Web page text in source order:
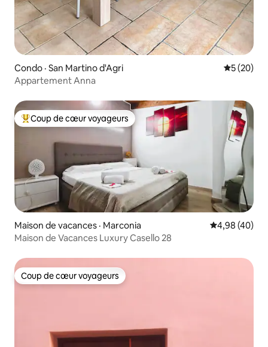
Condo · San Martino d'Agri Note
5 (20)
Appartement Anna
Coup de cœur voyageurs parmi les plus aimés
Coup de cœur voyageurs
Maison de vacances · Marconia Note
4,98 (40)
Maison de Vacances Luxury Casello 28
Coup de cœur voyageurs
Coup de cœur voyageurs